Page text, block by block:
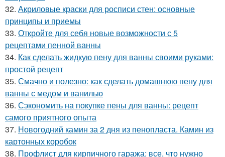
32. Акриловые краски для росписи стен: основные
принципы и приемы
33. Откройте для себя новые возможности с 5
рецептами пенной ванны
34. Как сделать жидкую пену для ванны своими руками:
простой рецепт
35. Смачно и полезно: как сделать домашнюю пену для
ванны с медом и ванилью
36. Сэкономить на покупке пены для ванны: рецепт
самого приятного опыта
37. Новогодний камин за 2 дня из пенопласта. Камин из
картонных коробок
38. Профлист для кирпичного гаража: все, что нужно